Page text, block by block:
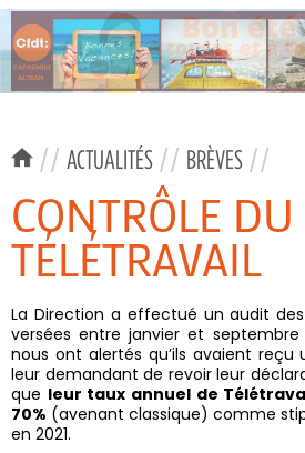
// ACTUALITÉS // BRÈVES //
CONTRÔLE DU
TÉLÉTRAVAIL
La Direction a effectué un audit
versées entre janvier et septembre
nous ont alertés qu’ils avaient reçu
leur demandant de revoir leur
que leur taux annuel de
70% (avenant classique) comme
en 2021.